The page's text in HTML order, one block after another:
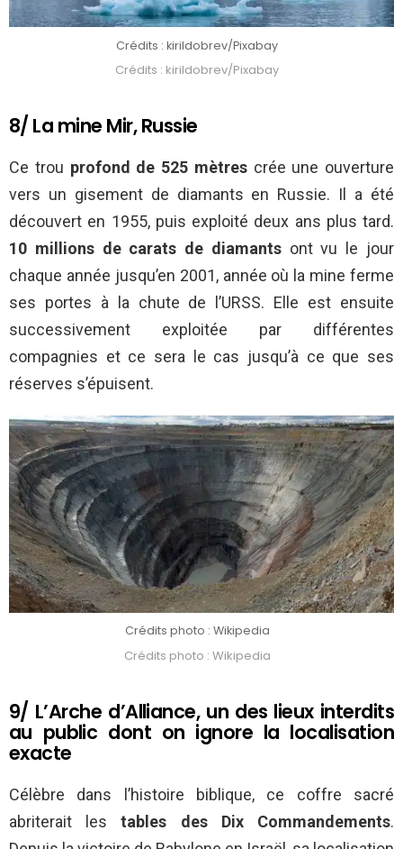
Crédits : kirildobrev/Pixabay
Crédits : kirildobrev/Pixabay
8/ La mine Mir, Russie
Ce trou profond de 525 mètrescrée une ouverture
vers un gisement de diamants en Russie. Il a été
découvert en 1955, puis exploité deux ans plus tard.
10 millions de carats de diamantsont vu le jour
chaque année jusqu’en 2001, année où la mine ferme
ses portes à la chute de l’URSS. Elle est ensuite
successivement exploitée par différentes
compagnies et ce sera le cas jusqu’à ce que ses
réserves s’épuisent.
Crédits photo : Wikipedia
Crédits photo : Wikipedia
9/ L’Arche d’Alliance, un des lieux interdits
au public dont on ignore la localisation
exacte
Célèbre dans l’histoire biblique, ce coffre sacré
abriterait lestables des Dix Commandements.